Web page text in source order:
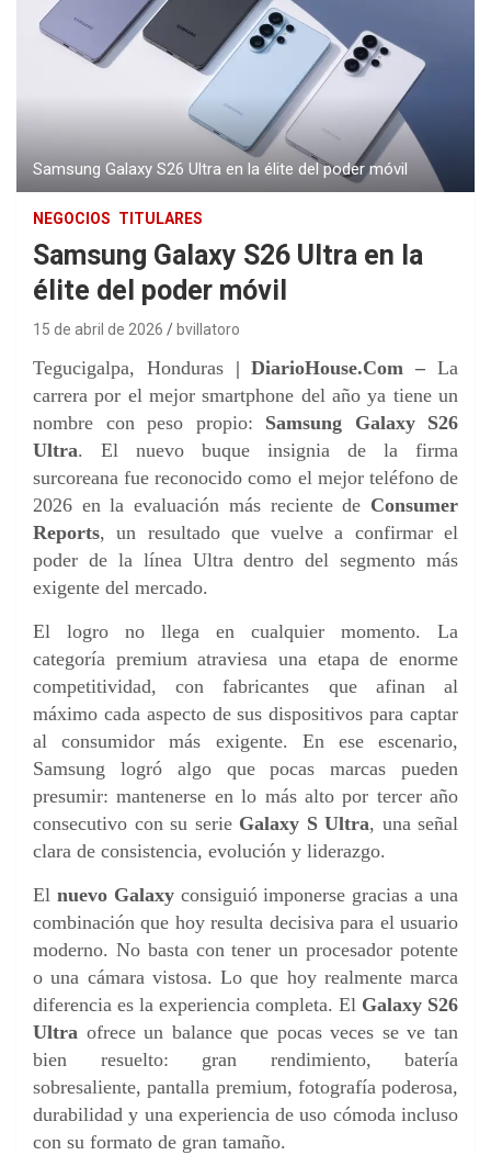
Samsung Galaxy S26 Ultra en la élite del poder móvil
NEGOCIOS TITULARES
Samsung Galaxy S26 Ultra en la
élite del poder móvil
15 de abril de 2026 bvillatoro
Tegucigalpa, Honduras| DiarioHouse.Com – La
carrera por el mejor smartphone del año ya tiene un
nombre con peso propio: Samsung Galaxy S26
Ultra. El nuevo buque insignia de la firma
surcoreana fue reconocido como el mejor teléfono de
2026 en la evaluación más reciente de Consumer
Reports, un resultado que vuelve a confirmar el
poder de la línea Ultra dentro del segmento más
exigente del mercado.
El logro no llega en cualquier momento. La
categoría premium atraviesa una etapa de enorme
competitividad, con fabricantes que afinan al
máximo cada aspecto de sus dispositivos para captar
al consumidor más exigente. En ese escenario,
Samsung logró algo que pocas marcas pueden
presumir: mantenerse en lo más alto por tercer año
consecutivo con su serie Galaxy S Ultra, una señal
clara de consistencia, evolución y liderazgo.
El nuevo Galaxyconsiguió imponerse gracias a una
combinación que hoy resulta decisiva para el usuario
moderno. No basta con tener un procesador potente
o una cámara vistosa. Lo que hoy realmente marca
diferencia es la experiencia completa. El Galaxy S26
Ultra ofrece un balance que pocas veces se ve tan
bien resuelto: gran rendimiento, batería
sobresaliente, pantalla premium, fotografía poderosa,
durabilidad y una experiencia de uso cómoda incluso
con su formato de gran tamaño.